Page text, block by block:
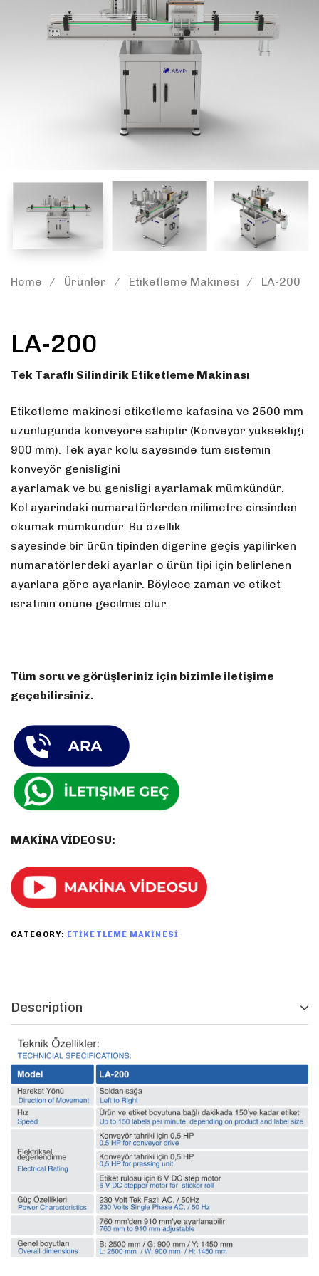
Home Ürünler Etiketleme Makinesi LA-200
LA-200
Tek Taraflı Silindirik Etiketleme Makinası
Etiketleme makinesi etiketleme kafasina ve 2500 mm
uzunlugunda konveyöre sahiptir (Konveyör yüksekligi
900 mm). Tek ayar kolu sayesinde tüm sistemin
konveyör genisligini
ayarlamak ve bu genisligi ayarlamak mümkündür.
Kol ayarindaki numaratörlerden milimetre cinsinden
okumak mümkündür. Bu özellik
sayesinde bir ürün tipinden digerine geçis yapilirken
numaratörlerdeki ayarlar o ürün tipi için belirlenen
ayarlara göre ayarlanir. Böylece zaman ve etiket
israfinin önüne gecilmis olur.
Tüm soru ve görüşleriniz için bizimle iletişime
geçebilirsiniz.
MAKİNA VİDEOSU:
CATEGORY: ETIKETLEME MAKINESI
Description